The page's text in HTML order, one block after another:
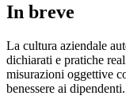
In breve
La cultura aziendale
dichiarati e pratiche
misurazioni oggettive
benessere ai dipendenti.